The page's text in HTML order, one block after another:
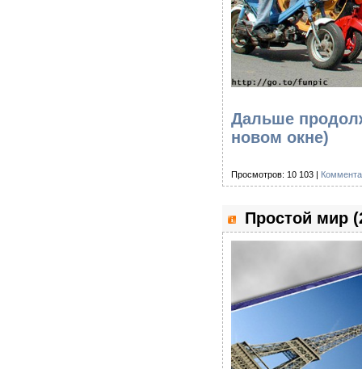
Дальше
новом окне)
Просмотров: 10 103 |
Простой мир